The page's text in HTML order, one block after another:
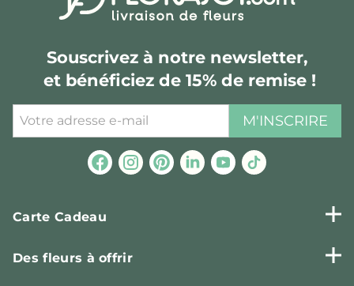
Souscrivez à notre newsletter,
et bénéficiez de 15% de remise !
M'INSCRIRE
Carte Cadeau
Des fleurs à offrir